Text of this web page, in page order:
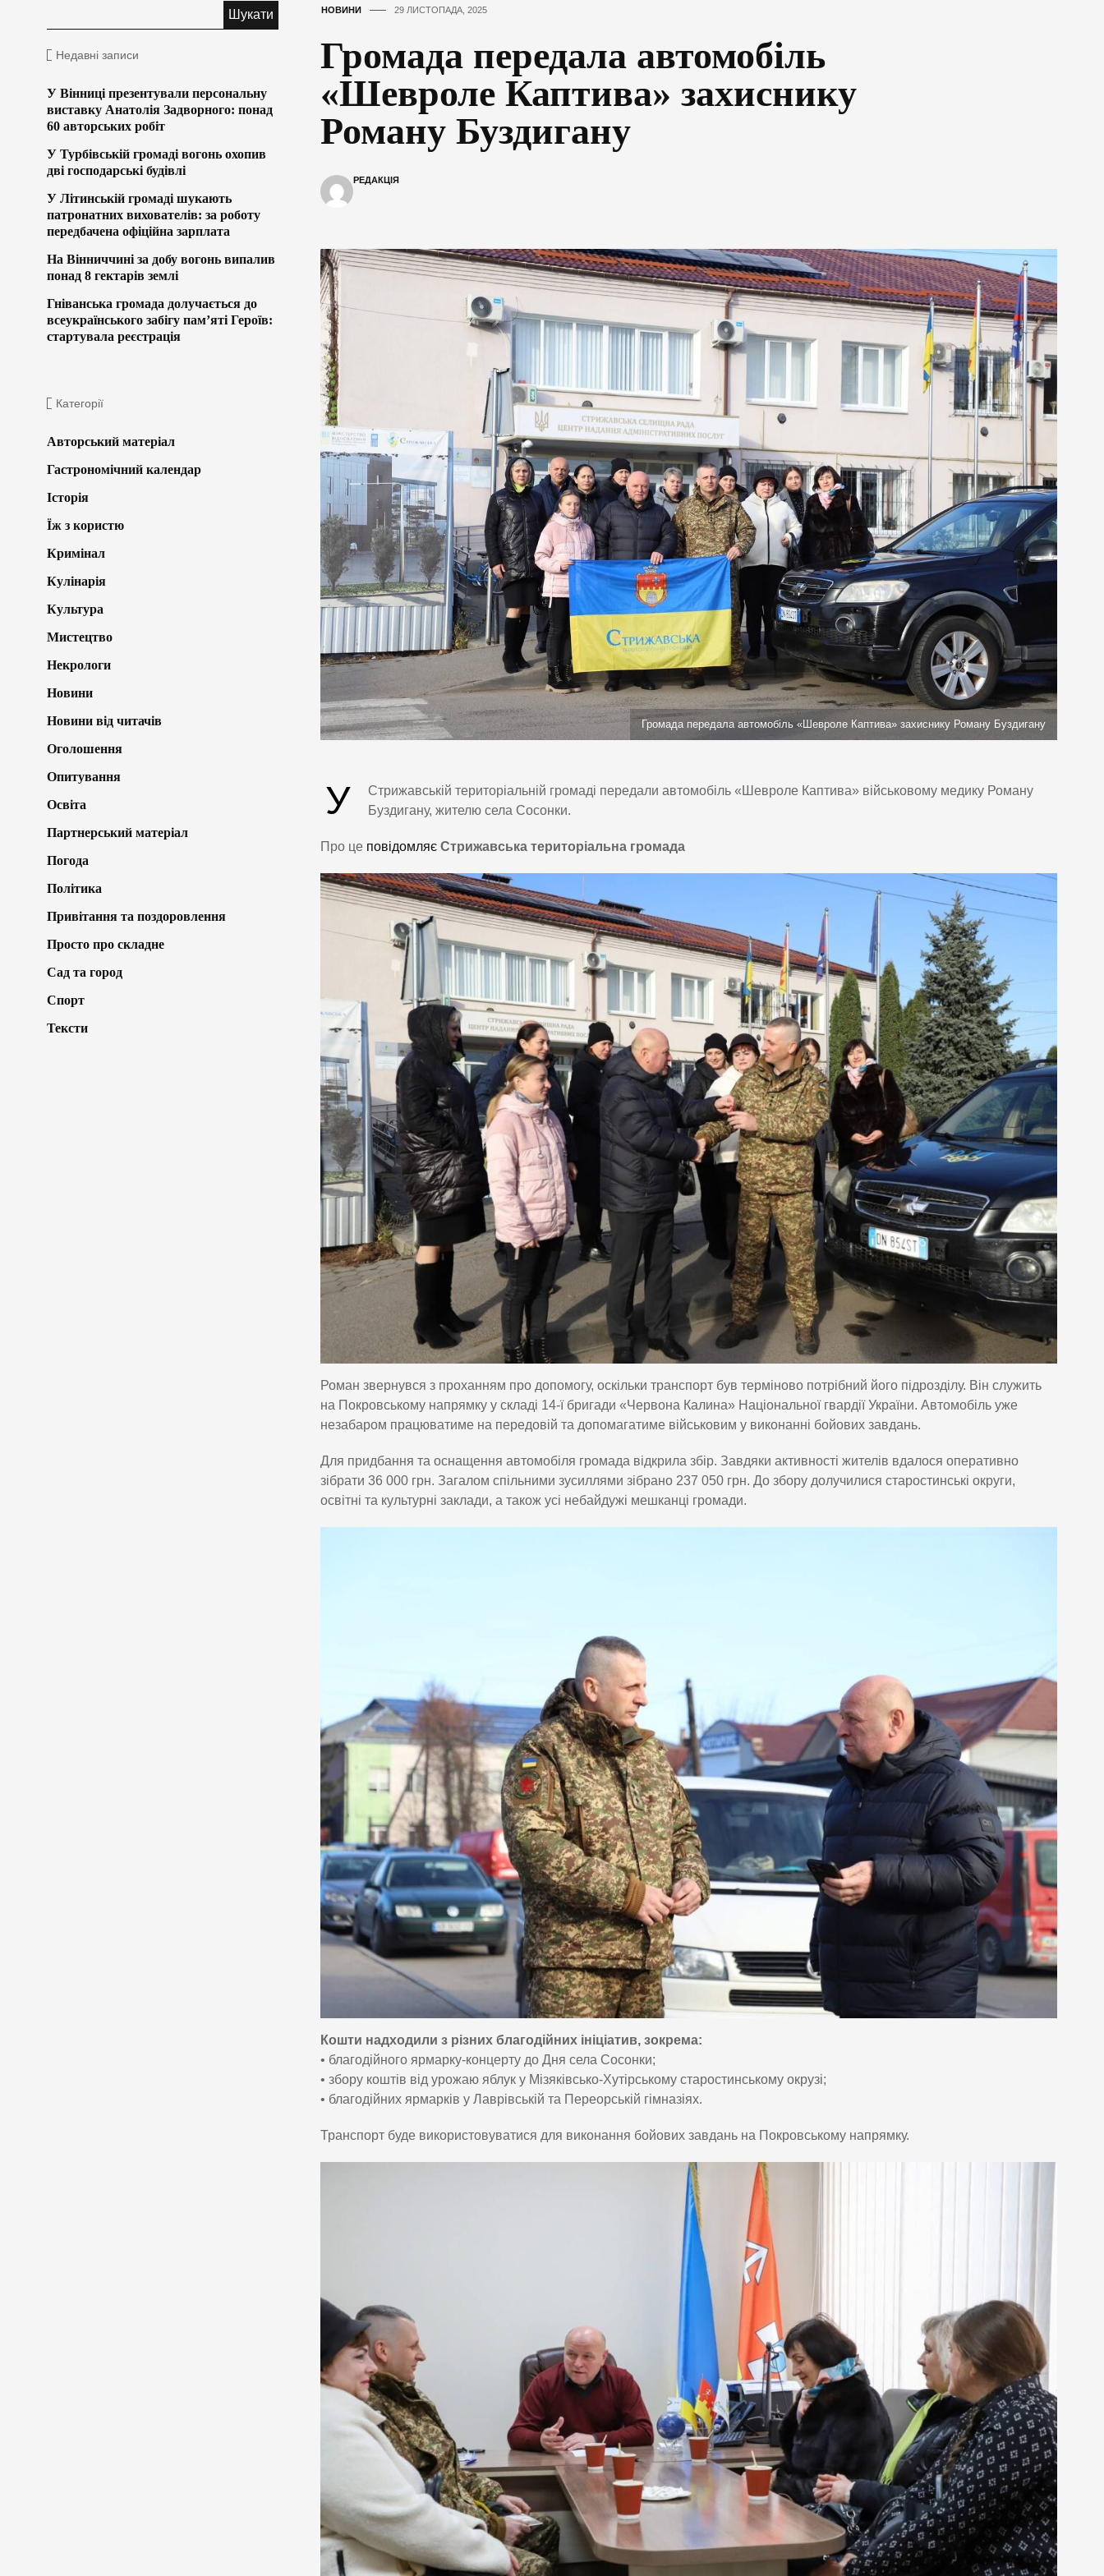
НОВИНИ 29 ЛИСТОПАДА, 2025
Громада передала автомобіль
«Шевроле Каптива» захиснику
Роману Буздигану
РЕДАКЦІЯ
Громада передала автомобіль «Шевроле Каптива» захиснику Роману Буздигану
У
Стрижавській територіальній громаді передали автомобіль «Шевроле Каптива» військовому медику Роману
Буздигану, жителю села Сосонки.
Про це повідомляє Стрижавська територіальна громада
Роман звернувся з проханням про допомогу, оскільки транспорт був терміново потрібний його підрозділу. Він служить
на Покровському напрямку у складі 14-ї бригади «Червона Калина» Національної гвардії України. Автомобіль уже
незабаром працюватиме на передовій та допомагатиме військовим у виконанні бойових завдань.
Для придбання та оснащення автомобіля громада відкрила збір. Завдяки активності жителів вдалося оперативно
зібрати 36 000 грн. Загалом спільними зусиллями зібрано 237 050 грн. До збору долучилися старостинські округи,
освітні та культурні заклади, а також усі небайдужі мешканці громади.
Кошти надходили з різних благодійних ініціатив, зокрема:
• благодійного ярмарку-концерту до Дня села Сосонки;
• збору коштів від урожаю яблук у Мізяківсько-Хутірському старостинському окрузі;
• благодійних ярмарків у Лаврівській та Переорській гімназіях.
Транспорт буде використовуватися для виконання бойових завдань на Покровському напрямку.
Недавні записи
У Вінниці презентували персональну
виставку Анатолія Задворного: понад
60 авторських робіт
У Турбівській громаді вогонь охопив
дві господарські будівлі
У Літинській громаді шукають
патронатних вихователів: за роботу
передбачена офіційна зарплата
На Вінниччині за добу вогонь випалив
понад 8 гектарів землі
Гніванська громада долучається до
всеукраїнського забігу пам’яті Героїв:
стартувала реєстрація
Категорії
Авторський матеріал
Гастрономічний календар
Історія
Їж з користю
Кримінал
Кулінарія
Культура
Мистецтво
Некрологи
Новини
Новини від читачів
Оголошення
Опитування
Освіта
Партнерський матеріал
Погода
Політика
Привітання та поздоровлення
Просто про складне
Сад та город
Спорт
Тексти